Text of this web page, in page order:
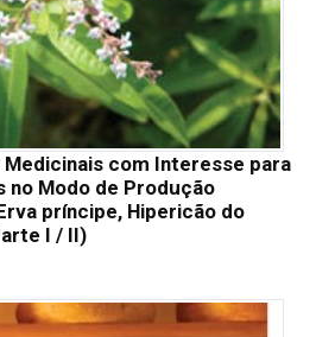
com Interesse para
no Modo de Produção
príncipe, Hipericão do
I / II)